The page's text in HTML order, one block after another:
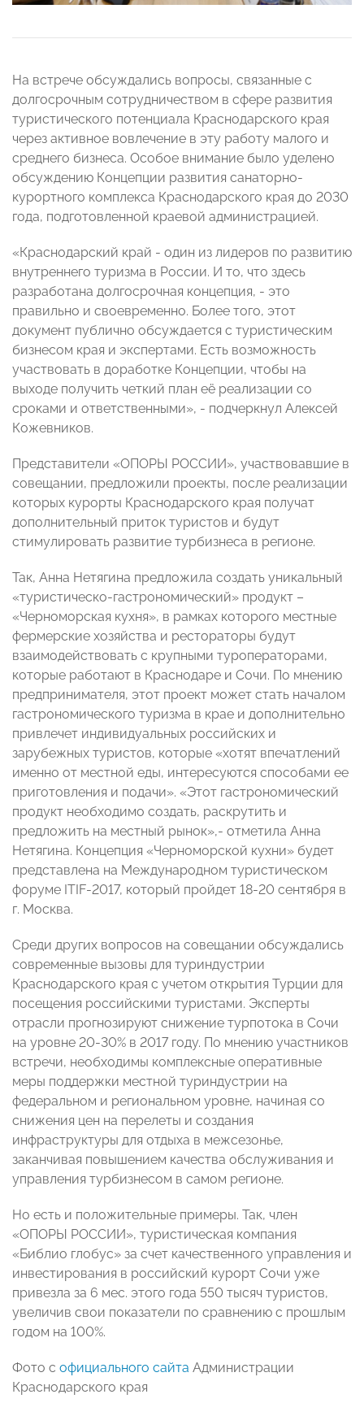
На встрече обсуждались вопросы, связанные с
долгосрочным сотрудничеством в сфере развития
туристического потенциала Краснодарского края
через активное вовлечение в эту работу малого и
среднего бизнеса. Особое внимание было уделено
обсуждению Концепции развития санаторно-
курортного комплекса Краснодарского края до 2030
года, подготовленной краевой администрацией.
«Краснодарский край - один из лидеров по развитию
внутреннего туризма в России. И то, что здесь
разработана долгосрочная концепция, - это
правильно и своевременно. Более того, этот
документ публично обсуждается с туристическим
бизнесом края и экспертами. Есть возможность
участвовать в доработке Концепции, чтобы на
выходе получить четкий план её реализации со
сроками и ответственными», - подчеркнул Алексей
Кожевников.
Представители «ОПОРЫ РОССИИ», участвовавшие в
совещании, предложили проекты, после реализации
которых курорты Краснодарского края получат
дополнительный приток туристов и будут
стимулировать развитие турбизнеса в регионе.
Так, Анна Нетягина предложила создать уникальный
«туристическо-гастрономический» продукт –
«Черноморская кухня», в рамках которого местные
фермерские хозяйства и рестораторы будут
взаимодействовать с крупными туроператорами,
которые работают в Краснодаре и Сочи. По мнению
предпринимателя, этот проект может стать началом
гастрономического туризма в крае и дополнительно
привлечет индивидуальных российских и
зарубежных туристов, которые «хотят впечатлений
именно от местной еды, интересуются способами ее
приготовления и подачи». «Этот гастрономический
продукт необходимо создать, раскрутить и
предложить на местный рынок»,- отметила Анна
Нетягина. Концепция «Черноморской кухни» будет
представлена на Международном туристическом
форуме ITIF-2017, который пройдет 18-20 сентября в
г. Москва.
Среди других вопросов на совещании обсуждались
современные вызовы для туриндустрии
Краснодарского края с учетом открытия Турции для
посещения российскими туристами. Эксперты
отрасли прогнозируют снижение турпотока в Сочи
на уровне 20-30% в 2017 году. По мнению участников
встречи, необходимы комплексные оперативные
меры поддержки местной туриндустрии на
федеральном и региональном уровне, начиная со
снижения цен на перелеты и создания
инфраструктуры для отдыха в межсезонье,
заканчивая повышением качества обслуживания и
управления турбизнесом в самом регионе.
Но есть и положительные примеры. Так, член
«ОПОРЫ РОССИИ», туристическая компания
«Библио глобус» за счет качественного управления и
инвестирования в российский курорт Сочи уже
привезла за 6 мес. этого года 550 тысяч туристов,
увеличив свои показатели по сравнению с прошлым
годом на 100%.
Фото с официального сайта Администрации
Краснодарского края